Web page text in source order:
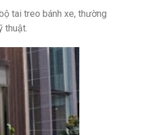
tai treo bánh xe, thường
thuật.